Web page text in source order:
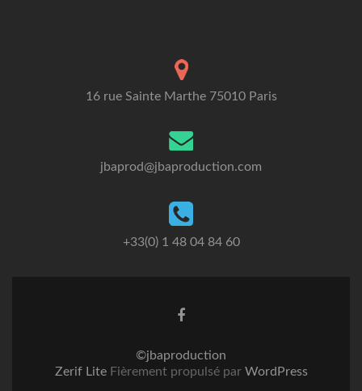
16 rue Sainte Marthe 75010 Paris
jbaprod@jbaproduction.com
+33(0) 1 48 04 84 60
©jbaproduction
Zerif Lite Fièrement propulsé parWordPress